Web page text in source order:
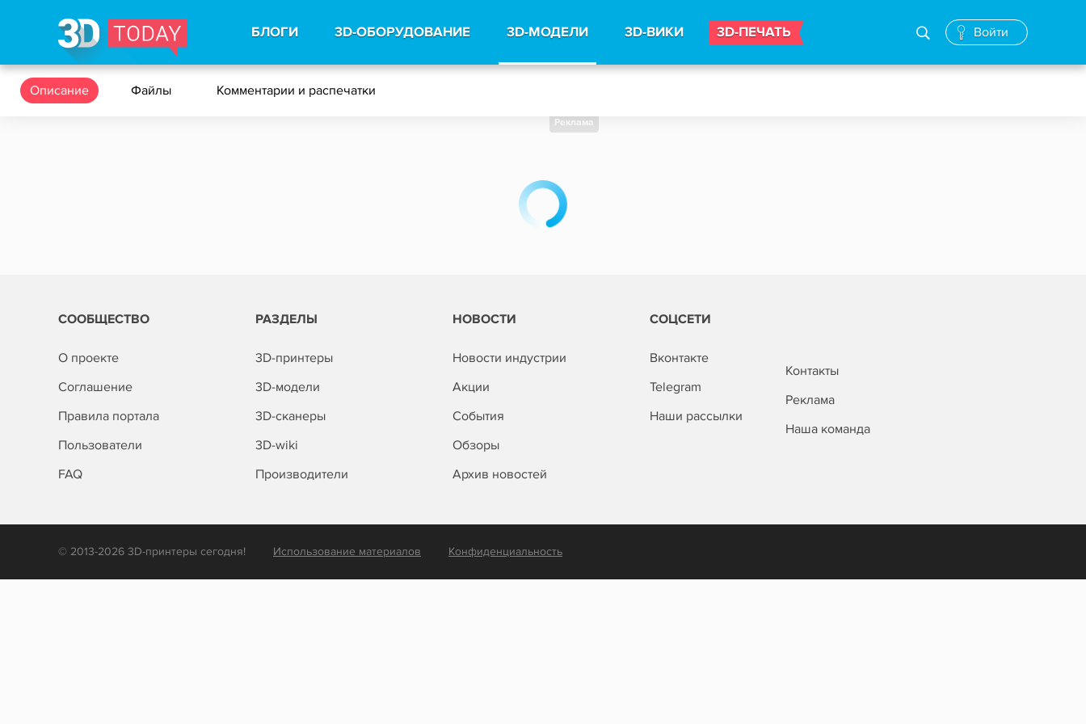
БЛОГИ 3D-ОБОРУДОВАНИЕ 3D-МОДЕЛИ 3D-ВИКИ 3D-ПЕЧАТЬ Войти
Описание Файлы Комментарии и распечатки
Реклама
СООБЩЕСТВО
О проекте
Соглашение
Правила портала
Пользователи
FAQ
РАЗДЕЛЫ
3D-принтеры
3D-модели
3D-сканеры
3D-wiki
Производители
НОВОСТИ
Новости индустрии
Акции
События
Обзоры
Архив новостей
СОЦСЕТИ
Вконтакте
Telegram
Наши рассылки
Контакты
Реклама
Наша команда
© 2013-2026 3D-принтеры сегодня! Использование материалов Конфиденциальность